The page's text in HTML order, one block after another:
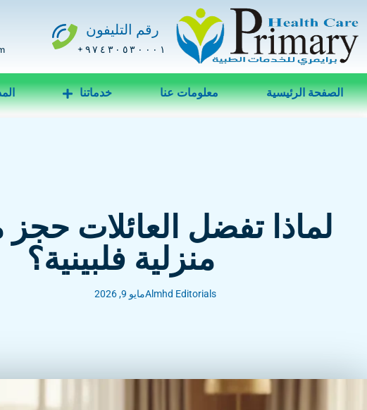
رقم التليفون
٩٧٤٣٠٥٣٠٠٠١+
الصفحة الرئيسية معلومات عنا خدماتنا
لماذا تفضل العائلات
منزلية فلبينية؟
Almhd Editorialsمايو 9, 2026